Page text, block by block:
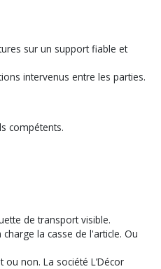
sur un support fiable et
intervenus entre les parties.
compétents.
de transport visible.
la casse de l'article. Ou
non. La société L’Décor